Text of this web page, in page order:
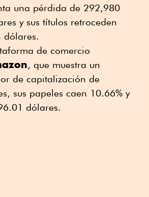
una pérdida de 292,980
y sus títulos retroceden
dólares.
de comercio
, que muestra un
de capitalización de
sus papeles caen 10.66% y
dólares.